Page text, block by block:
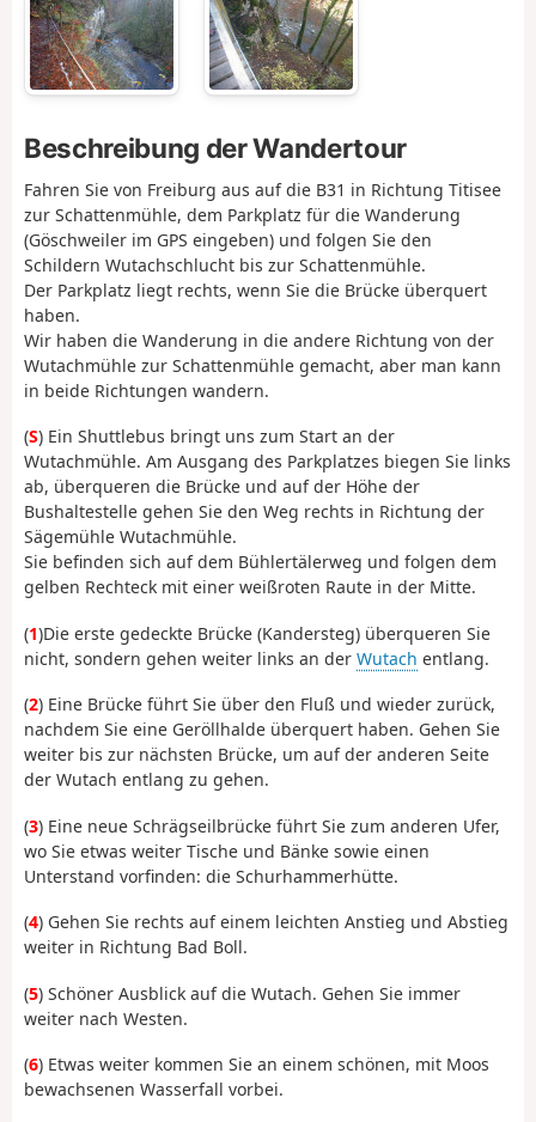
Beschreibung der Wandertour
Fahren Sie von Freiburg aus auf die B31 in Richtung Titisee
zur Schattenmühle, dem Parkplatz für die Wanderung
(Göschweiler im GPS eingeben) und folgen Sie den
Schildern Wutachschlucht bis zur Schattenmühle.
Der Parkplatz liegt rechts, wenn Sie die Brücke überquert
haben.
Wir haben die Wanderung in die andere Richtung von der
Wutachmühle zur Schattenmühle gemacht, aber man kann
in beide Richtungen wandern.
(S) Ein Shuttlebus bringt uns zum Start an der
Wutachmühle. Am Ausgang des Parkplatzes biegen Sie links
ab, überqueren die Brücke und auf der Höhe der
Bushaltestelle gehen Sie den Weg rechts in Richtung der
Sägemühle Wutachmühle.
Sie befinden sich auf dem Bühlertälerweg und folgen dem
gelben Rechteck mit einer weißroten Raute in der Mitte.
(1)Die erste gedeckte Brücke (Kandersteg) überqueren Sie
nicht, sondern gehen weiter links an der Wutach entlang.
(2) Eine Brücke führt Sie über den Fluß und wieder zurück,
nachdem Sie eine Geröllhalde überquert haben. Gehen Sie
weiter bis zur nächsten Brücke, um auf der anderen Seite
der Wutach entlang zu gehen.
(3) Eine neue Schrägseilbrücke führt Sie zum anderen Ufer,
wo Sie etwas weiter Tische und Bänke sowie einen
Unterstand vorfinden: die Schurhammerhütte.
(4) Gehen Sie rechts auf einem leichten Anstieg und Abstieg
weiter in Richtung Bad Boll.
(5) Schöner Ausblick auf die Wutach. Gehen Sie immer
weiter nach Westen.
(6) Etwas weiter kommen Sie an einem schönen, mit Moos
bewachsenen Wasserfall vorbei.